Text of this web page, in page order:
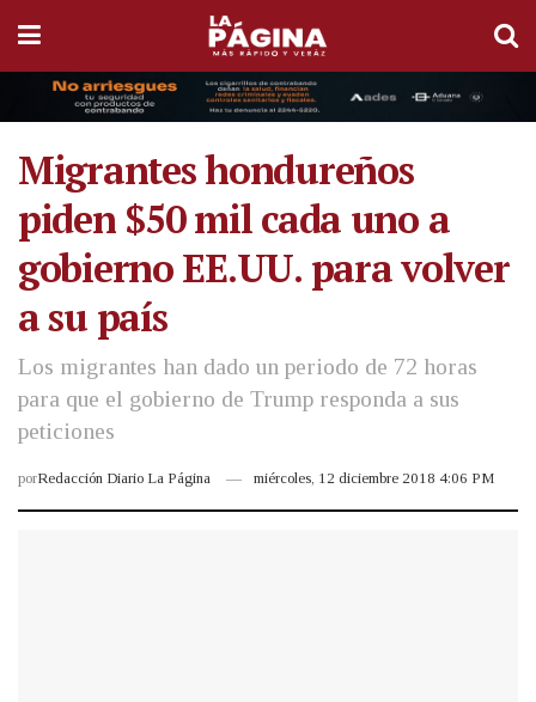
Migrantes hondureños
piden $50 mil cada uno a
gobierno EE.UU. para volver
a su país
Los migrantes han dado un periodo de 72 horas
para que el gobierno de Trump responda a sus
peticiones
porRedacción Diario La Página miércoles, 12 diciembre 2018 4:06 PM